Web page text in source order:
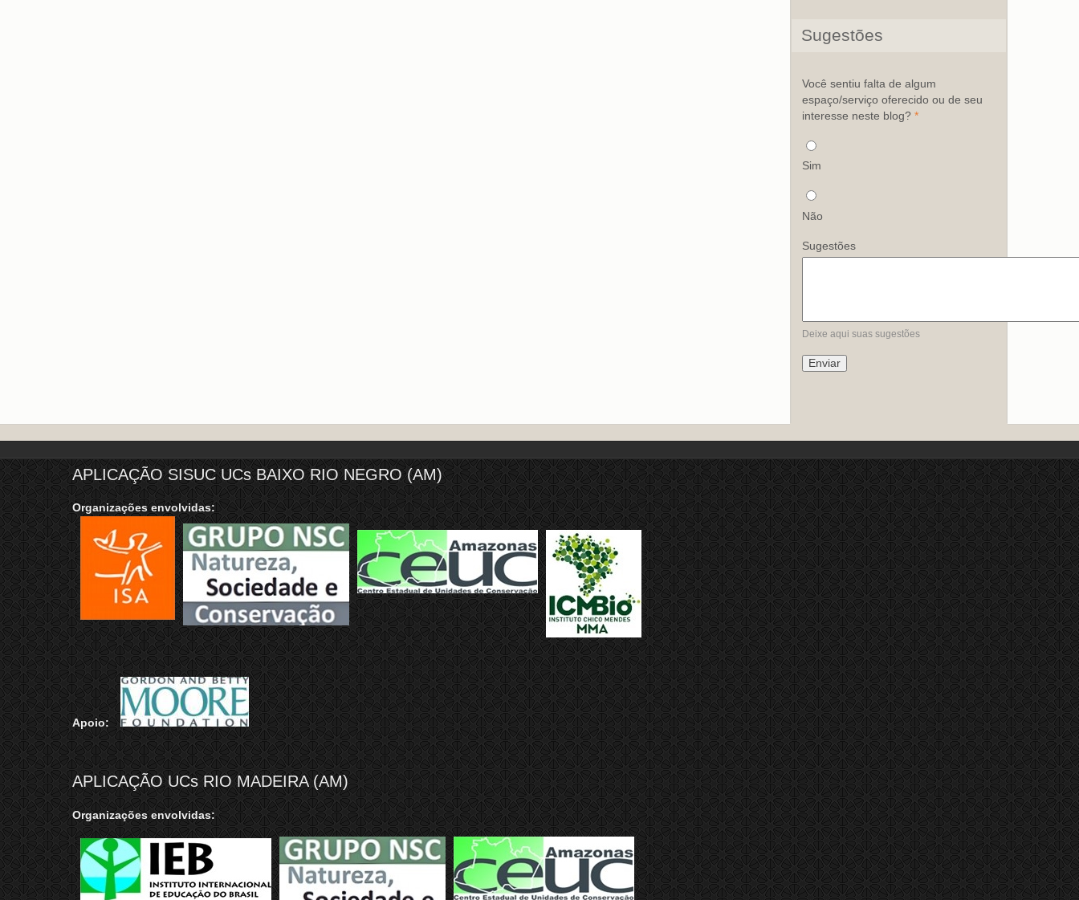
Sugestões
Você sentiu falta de algum
espaço/serviço oferecido ou de seu
interesse neste blog?*
Sim
Não
Sugestões
Deixe aqui suas sugestões
APLICAÇÃO SISUC UCs BAIXO RIO NEGRO (AM)
Organizações envolvidas:
Apoio:
APLICAÇÃO UCs RIO MADEIRA (AM)
Organizações envolvidas: